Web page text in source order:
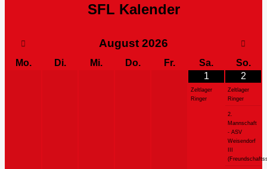
SFL Kalender
August 2026
Mo. Di. Mi. Do. Fr. Sa.
So.
1
Zeltlager
Ringer
2
Zeltlager
Ringer
2.
Mannschaft
- ASV
Weisendorf